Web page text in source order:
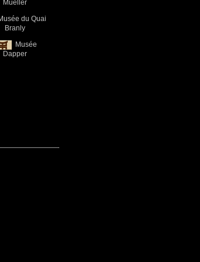
Mueller
du Quai
Branly
Musée
Dapper